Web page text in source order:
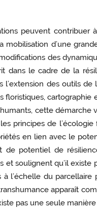
peuvent contribuer
d’une
des
dans le cadre de la
des outils
cartographie
cette
principes de
en lien avec le
de potentiel de
soulignent qu’il
l’échelle du
apparaît
pas une seule